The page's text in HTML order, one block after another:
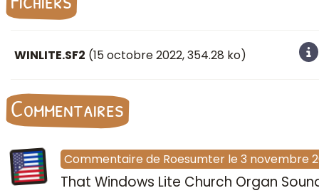
WINLITE.SF2 (15 octobre 2022, 354.28 ko)
Commentaires
Commentaire de Roesumter le 3 novembre
That Windows Lite Church Organ